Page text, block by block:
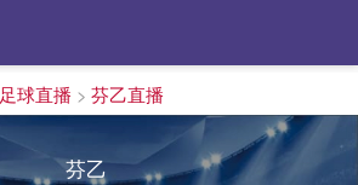
足球直播 > 芬乙直播
芬乙